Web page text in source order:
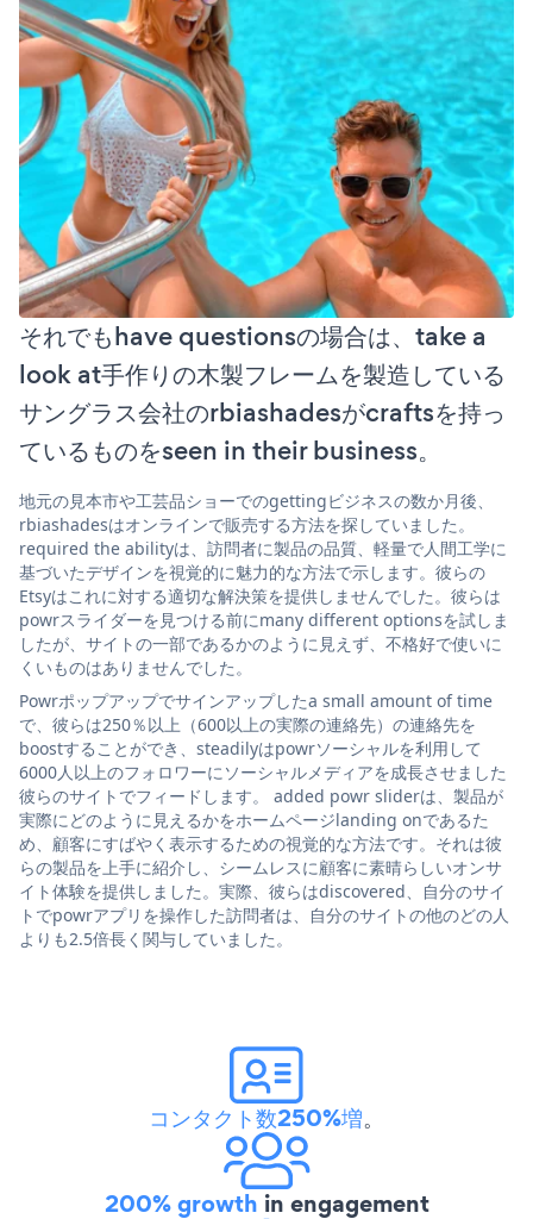
それでもhave questionsの場合は、take a
look at手作りの木製フレームを製造している
サングラス会社のrbiashadesがcraftsを持っ
ているものをseen in their business。
地元の見本市や工芸品ショーでのgettingビジネスの数か月後、
rbiashadesはオンラインで販売する方法を探していました。
required the abilityは、訪問者に製品の品質、軽量で人間工学に
基づいたデザインを視覚的に魅力的な方法で示します。彼らの
Etsyはこれに対する適切な解決策を提供しませんでした。彼らは
powrスライダーを見つける前にmany different optionsを試しま
したが、サイトの一部であるかのように見えず、不格好で使いに
くいものはありませんでした。
Powrポップアップでサインアップしたa small amount of time
で、彼らは250％以上（600以上の実際の連絡先）の連絡先を
boostすることができ、steadilyはpowrソーシャルを利用して
6000人以上のフォロワーにソーシャルメディアを成長させました
彼らのサイトでフィードします。 added powr sliderは、製品が
実際にどのように見えるかをホームページlanding onであるた
め、顧客にすばやく表示するための視覚的な方法です。それは彼
らの製品を上手に紹介し、シームレスに顧客に素晴らしいオンサ
イト体験を提供しました。実際、彼らはdiscovered、自分のサイ
トでpowrアプリを操作した訪問者は、自分のサイトの他のどの人
よりも2.5倍長く関与していました。
コンタクト数250%増。
200% growth in engagement